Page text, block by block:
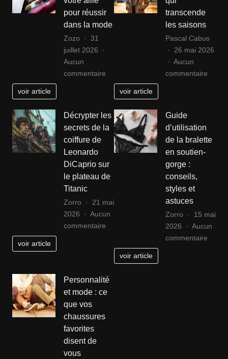
pour réussir
dans la mode
Zozo
31
juillet 2026
Aucun
commentairesur
Grossiste
vêtements
votre
allié
pour
réussir
dans
la
voir article
transcende
les saisons
Pascal Cabus
26 mai 2026
Aucun
commentaire
voir article
Décrypter les
secrets de la
coiffure de
Leonardo
DiCaprio sur
le plateau de
Titanic
Zorro
21 mai
2026
Aucun
commentairesur
les
secrets
la
coiffure
Leonardo
voir article
Guide
d’utilisation
de la bralette
en soutien-
gorge :
conseils,
styles et
astuces
Zorro
15 mai
2026
Aucun
commentaire
voir article
Personnalité
et mode : ce
que vos
chaussures
favorites
disent de
vous